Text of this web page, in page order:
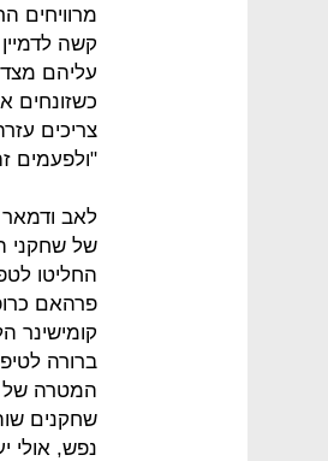
מרוויחים
קשה
עליהם
כשזונחים
"ולפעמים
לאב ודמאר
פרהאם
קומישינר
ברורה
המטרה של
שחקנים
נפש, אולי